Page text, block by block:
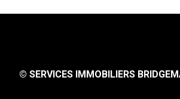
© SERVICES IMMOBILIERS